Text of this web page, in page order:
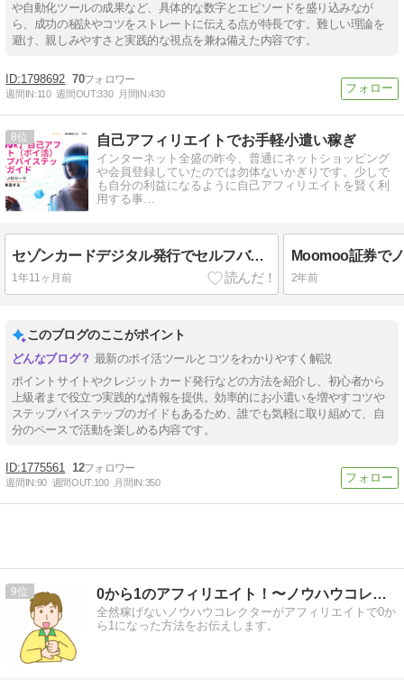
や自動化ツールの成果など、具体的な数字とエピソードを盛り込みなが
ら、成功の秘訣やコツをストレートに伝える点が特長です。難しい理論を
避け、親しみやすさと実践的な視点を兼ね備えた内容です。
1798692 70
週間IN:110 週間OUT:330 月間IN:430
8 自己アフィリエイトでお手軽小遣い稼ぎ
インターネット全盛の昨今、普通にネットショッピング
や会員登録していたのでは勿体ないかぎりです。少しで
も自分の利益になるように自己アフィリエイトを賢く利
用する事…
セゾンカードデジタル発行でセルフバック報酬ゲット【ポイ活完全ガイド】
1年11ヶ月前 2年前
このブログのここがポイント
最新のポイ活ツールとコツをわかりやすく解説
ポイントサイトやクレジットカード発行などの方法を紹介し、初心者から
上級者まで役立つ実践的な情報を提供。効率的にお小遣いを増やすコツや
ステップバイステップのガイドもあるため、誰でも気軽に取り組めて、自
分のペースで活動を楽しめる内容です。
1775561 12
週間IN:90 週間OUT:100 月間IN:350
9 0から1のアフィリエイト！〜ノウハウコレクター脱出〜
全然稼げないノウハウコレクターがアフィリエイトで0か
ら1になった方法をお伝えします。